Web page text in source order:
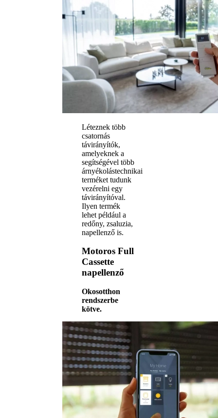
Léteznek több
csatornás
távirányítók,
amelyeknek a
segítségével több
árnyékolástechnikai
terméket tudunk
vezérelni egy
távirányítóval.
Ilyen termék
lehet például a
redőny, zsaluzia,
napellenző is.
Motoros Full
Cassette
napellenző
Okosotthon
rendszerbe
kötve.